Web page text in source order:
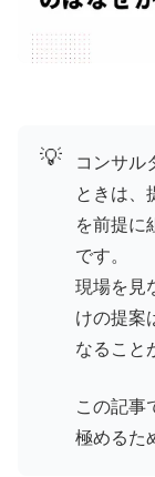
💡 コンサル
ときは、
を前提に
です。
現場を見
けの提案
なること
この記事
極めるた